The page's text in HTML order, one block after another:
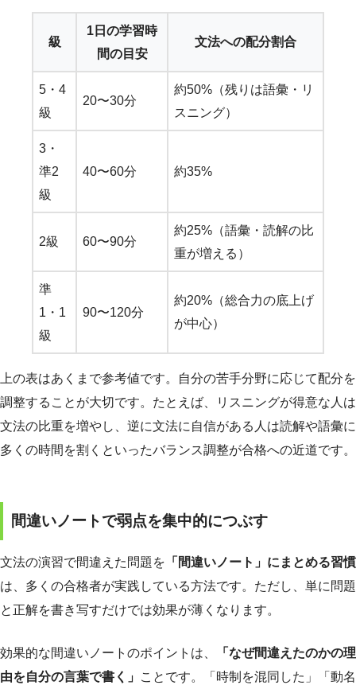
級
1日の学習時
間の目安
文法への配分割合
5・4
級
20〜30分
約50%（残りは語彙・リ
スニング）
3・
準2
級
40〜60分 約35%
2級 60〜90分
約25%（語彙・読解の比
重が増える）
準
1・1
級
90〜120分
約20%（総合力の底上げ
が中心）
上の表はあくまで参考値です。自分の苦手分野に応じて配分を
調整することが大切です。たとえば、リスニングが得意な人は
文法の比重を増やし、逆に文法に自信がある人は読解や語彙に
多くの時間を割くといったバランス調整が合格への近道です。
間違いノートで弱点を集中的につぶす
文法の演習で間違えた問題を 「間違いノート」にまとめる習慣
は、多くの合格者が実践している方法です。ただし、単に問題
と正解を書き写すだけでは効果が薄くなります。
効果的な間違いノートのポイントは、
「なぜ間違えたのかの理
由を自分の言葉で書く」 ことです。「時制を混同した」「動名